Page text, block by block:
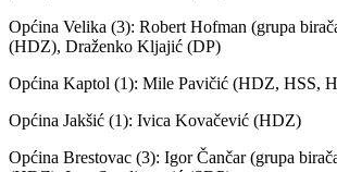
Općina Velika (3): Robert Hofman (grupa
(HDZ), Draženko Kljajić (DP)
Općina Kaptol (1): Mile Pavičić (HDZ, HSS,
Općina Jakšić (1): Ivica Kovačević (HDZ)
Općina Brestovac (3): Igor Čančar (grupa